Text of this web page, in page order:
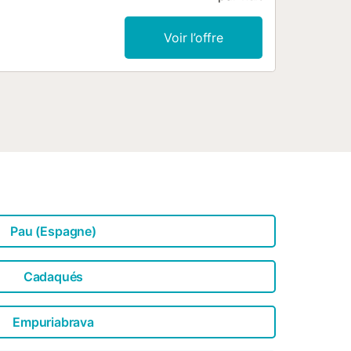
extérieur privé avec un
Parfait pour profiter des
du restaurant le plus proche :
: 7,27 km. Quelques minutes à pied
Un parking gratuit est
sont pas disponibles. null...
Voir l’offre
Pau (Espagne)
Cadaqués
Empuriabrava